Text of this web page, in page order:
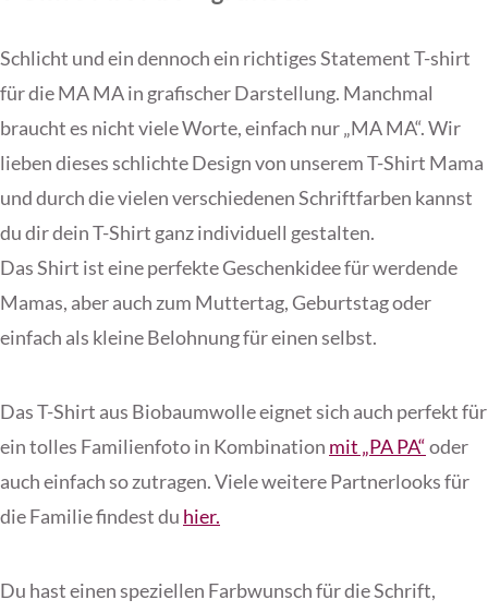
Schlicht und ein dennoch ein richtiges Statement T-shirt
für die MA MA in grafischer Darstellung. Manchmal
braucht es nicht viele Worte, einfach nur „MA MA“. Wir
lieben dieses schlichte Design von unserem T-Shirt Mama
und durch die vielen verschiedenen Schriftfarben kannst
du dir dein T-Shirt ganz individuell gestalten.
Das Shirt ist eine perfekte Geschenkidee für werdende
Mamas, aber auch zum Muttertag, Geburtstag oder
einfach als kleine Belohnung für einen selbst.
Das T-Shirt aus Biobaumwolle eignet sich auch perfekt für
ein tolles Familienfoto in Kombination mit „PA PA“oder
auch einfach so zutragen. Viele weitere Partnerlooks für
die Familie findest du hier.
Du hast einen speziellen Farbwunsch für die Schrift,